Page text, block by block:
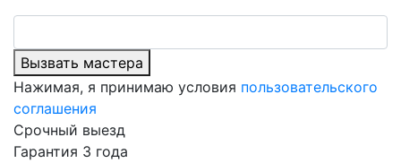
Вызвать мастера
Нажимая, я принимаю условия пользовательского
соглашения
Срочный выезд
Гарантия 3 года